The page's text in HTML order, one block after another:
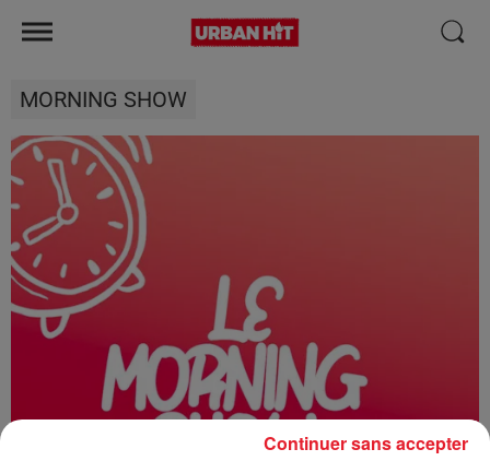
MORNING SHOW
Continuer sans accepter